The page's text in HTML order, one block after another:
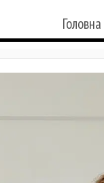
Головна